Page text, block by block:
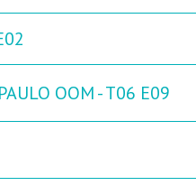
OOM - T06 E09